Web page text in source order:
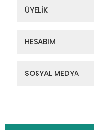
ÜYELİK
HESABIM
SOSYAL MEDYA